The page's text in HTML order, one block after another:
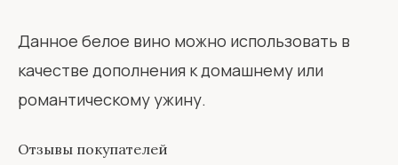
Данное белое вино можно использовать в
качестве дополнения к домашнему или
романтическому ужину.
Отзывы покупателей